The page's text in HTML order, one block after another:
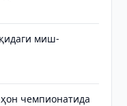
миш-
чемпионатида